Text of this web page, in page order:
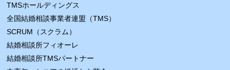
TMSホールディングス
全国結婚相談事業者連盟（TMS）
SCRUM（スクラム）
結婚相談所フィオーレ
結婚相談所TMSパートナー